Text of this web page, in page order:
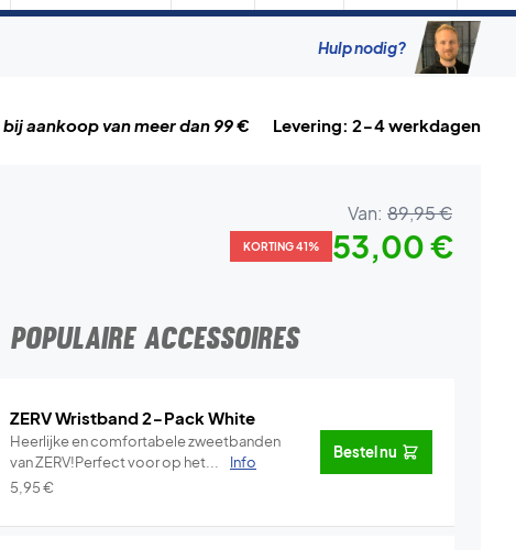
Hulp nodig?
bij aankoop van meer dan 99 € Levering: 2-4 werkdagen
Van: 89,95 €
KORTING 41% 53,00 €
POPULAIRE ACCESSOIRES
ZERV Wristband 2-Pack White
Heerlijke en comfortabele zweetbanden
van ZERV!Perfect voor op het...
Info
5,95€
Bestel nu